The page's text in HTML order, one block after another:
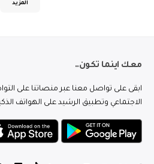
المزيد
معك اينما تكون..
ابقى على تواصل معنا عبر منصاتنا على
الاجتماعي وتطبيق الرشيد على الهواتف